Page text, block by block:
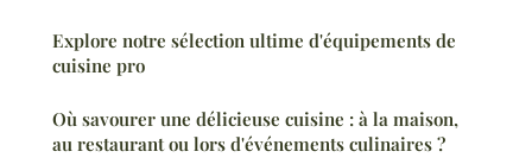
Explore notre sélection ultime d'équipements de
cuisine pro
Où savourer une délicieuse cuisine : à la maison,
au restaurant ou lors d'événements culinaires ?